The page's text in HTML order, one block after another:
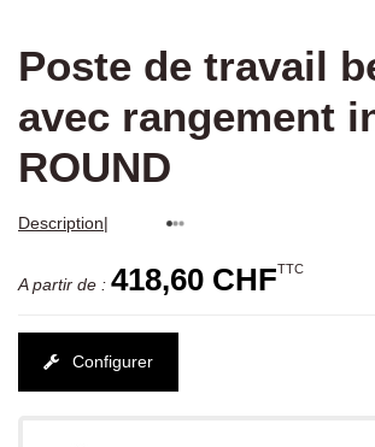
Poste de travail
avec rangement
ROUND
Description|
A partir de : 418,60 CHFTTC
Configurer